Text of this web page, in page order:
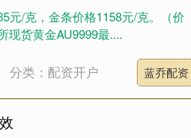
元/克，金条价格1158元/克。（价
现货黄金AU9999最....
分类：配资开户 蓝乔配资